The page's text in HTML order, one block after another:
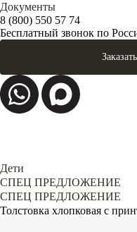
Документы
8 (800) 550 57 74
Бесплатный звонок по
Дети
СПЕЦ ПРЕДЛОЖЕНИЕ
СПЕЦ ПРЕДЛОЖЕНИЕ
Толстовка хлопковая с